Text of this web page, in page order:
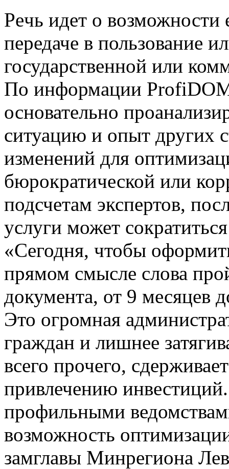
Рeчь идет о возможности
передаче в пользование
государственной или
По информации
основательно
ситуацию и опыт других
изменений для
бюрократической или
подсчетам экспертов,
услуги может
«Сегодня, чтобы
прямом смысле слова
документа, от 9 месяцев
Это огромная
граждан и лишнее
всего прочего,
привлечению
профильными
возможность
замглавы Минрегиона